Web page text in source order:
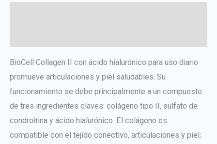
BioCell Collagen II con ácido hialurónico para uso diario
promueve articulaciones y piel saludables. Su
funcionamiento se debe principalmente a un compuesto
de tres ingredientes claves: colágeno tipo II, sulfato de
condroitina y ácido hialurónico. El colágeno es
compatible con el tejido conectivo, articulaciones y piel;